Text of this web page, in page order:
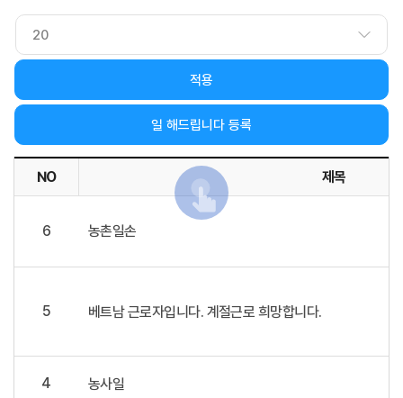
적용
일 해드립니다 등록
일 해드립니다 목록 - 제목, 작성자, 희망 작업, 희망기간, 희망
NO 제목
6 농촌일손
5 베트남 근로자입니다. 계절근로 희망합니다.
4 농사일